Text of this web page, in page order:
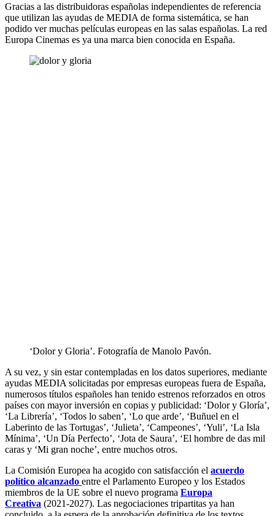
Gracias a las distribuidoras españolas independientes de referencia
que utilizan las ayudas de MEDIA de forma sistemática, se han
podido ver muchas películas europeas en las salas españolas. La red
Europa Cinemas es ya una marca bien conocida en España.
‘Dolor y Gloria’. Fotografía de Manolo Pavón.
A su vez, y sin estar contempladas en los datos superiores, mediante
ayudas MEDIA solicitadas por empresas europeas fuera de España,
numerosos títulos españoles han tenido estrenos reforzados en otros
países con mayor inversión en copias y publicidad: ‘Dolor y Gloría’,
‘La Librería’, ‘Todos lo saben’, ‘Lo que arde’, ‘Buñuel en el
Laberinto de las Tortugas’, ‘Julieta’, ‘Campeones’, ‘Yuli’, ‘La Isla
Mínima’, ‘Un Día Perfecto’, ‘Jota de Saura’, ‘El hombre de das mil
caras y ‘Mi gran noche’, entre muchos otros.
La Comisión Europea ha acogido con satisfacción el acuerdo
político alcanzado entre el Parlamento Europeo y los Estados
miembros de la UE sobre el nuevo programa Europa
Creativa (2021-2027). Las negociaciones tripartitas ya han